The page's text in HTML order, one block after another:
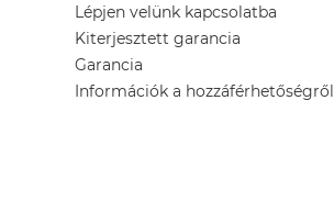
Lépjen velünk kapcsolatba
Kiterjesztett garancia
Garancia
Információk a hozzáférhetőségről